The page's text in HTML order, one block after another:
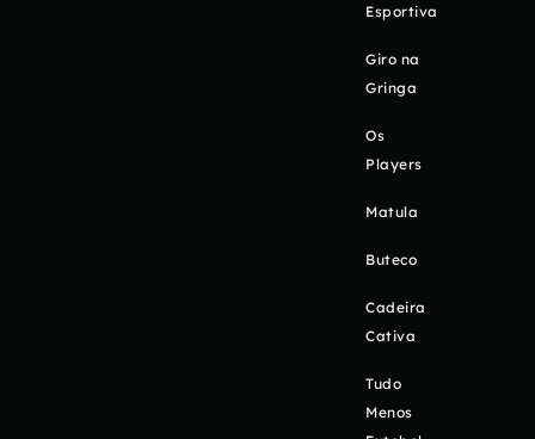
Esportiva
Giro na
Gringa
Os
Players
Matula
Buteco
Cadeira
Cativa
Tudo
Menos